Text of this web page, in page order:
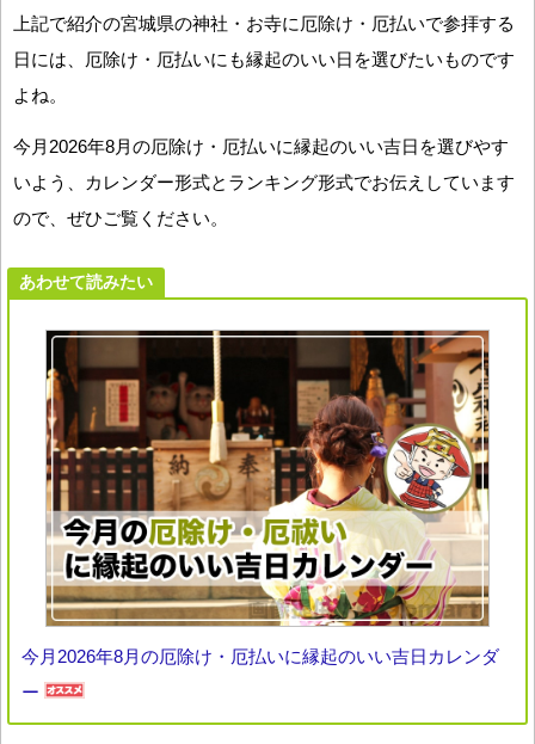
上記で紹介の宮城県の神社・お寺に厄除け・厄払いで参拝する
日には、厄除け・厄払いにも縁起のいい日を選びたいものです
よね。
今月2026年8月の厄除け・厄払いに縁起のいい吉日を選びやす
いよう、カレンダー形式とランキング形式でお伝えしています
ので、ぜひご覧ください。
あわせて読みたい
今月2026年8月の厄除け・厄払いに縁起のいい吉日カレンダ
ー